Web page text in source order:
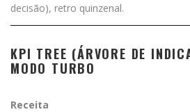
decisão), retro quinzenal.
KPI TREE (ÁRVORE DE
MODO TURBO
Receita